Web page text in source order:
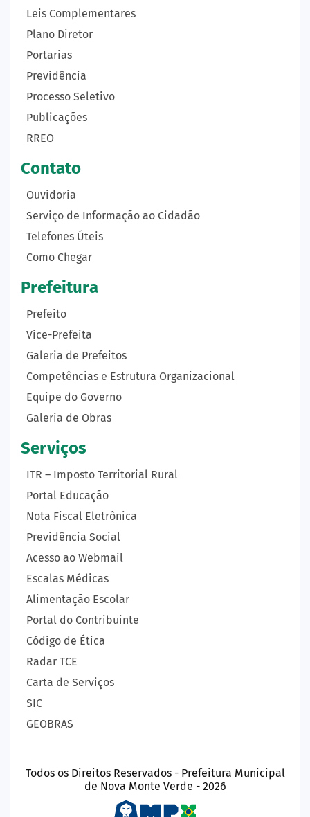
Leis Complementares
Plano Diretor
Portarias
Previdência
Processo Seletivo
Publicações
RREO
Contato
Ouvidoria
Serviço de Informação ao Cidadão
Telefones Úteis
Como Chegar
Prefeitura
Prefeito
Vice-Prefeita
Galeria de Prefeitos
Competências e Estrutura Organizacional
Equipe do Governo
Galeria de Obras
Serviços
ITR – Imposto Territorial Rural
Portal Educação
Nota Fiscal Eletrônica
Previdência Social
Acesso ao Webmail
Escalas Médicas
Alimentação Escolar
Portal do Contribuinte
Código de Ética
Radar TCE
Carta de Serviços
SIC
GEOBRAS
Todos os Direitos Reservados - Prefeitura Municipal
de Nova Monte Verde - 2026